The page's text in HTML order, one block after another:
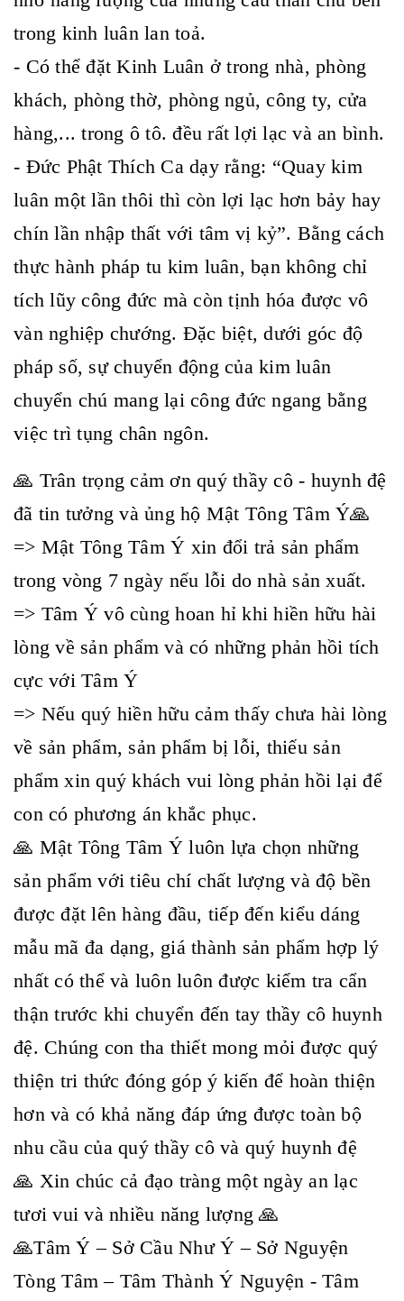
trong kinh luân lan toả.
- Có thể đặt Kinh Luân ở trong nhà, phòng
khách, phòng thờ, phòng ngủ, công ty, cửa
hàng,... trong ô tô. đều rất lợi lạc và an bình.
- Đức Phật Thích Ca dạy rằng: “Quay kim
luân một lần thôi thì còn lợi lạc hơn bảy hay
chín lần nhập thất với tâm vị kỷ”. Bằng cách
thực hành pháp tu kim luân, bạn không chỉ
tích lũy công đức mà còn tịnh hóa được vô
vàn nghiệp chướng. Đặc biệt, dưới góc độ
pháp số, sự chuyển động của kim luân
chuyển chú mang lại công đức ngang bằng
việc trì tụng chân ngôn.
🙏 Trân trọng cảm ơn quý thầy cô - huynh đệ
đã tin tưởng và ủng hộ Mật Tông Tâm Ý🙏
=> Mật Tông Tâm Ý xin đổi trả sản phẩm
trong vòng 7 ngày nếu lỗi do nhà sản xuất.
=> Tâm Ý vô cùng hoan hỉ khi hiền hữu hài
lòng về sản phẩm và có những phản hồi tích
cực với Tâm Ý
=> Nếu quý hiền hữu cảm thấy chưa hài lòng
về sản phẩm, sản phẩm bị lỗi, thiếu sản
phẩm xin quý khách vui lòng phản hồi lại để
con có phương án khắc phục.
🙏 Mật Tông Tâm Ý luôn lựa chọn những
sản phẩm với tiêu chí chất lượng và độ bền
được đặt lên hàng đầu, tiếp đến kiểu dáng
mẫu mã đa dạng, giá thành sản phẩm hợp lý
nhất có thể và luôn luôn được kiểm tra cẩn
thận trước khi chuyển đến tay thầy cô huynh
đệ. Chúng con tha thiết mong mỏi được quý
thiện tri thức đóng góp ý kiến để hoàn thiện
hơn và có khả năng đáp ứng được toàn bộ
nhu cầu của quý thầy cô và quý huynh đệ
🙏 Xin chúc cả đạo tràng một ngày an lạc
tươi vui và nhiều năng lượng 🙏
🙏Tâm Ý – Sở Cầu Như Ý – Sở Nguyện
Tòng Tâm – Tâm Thành Ý Nguyện - Tâm